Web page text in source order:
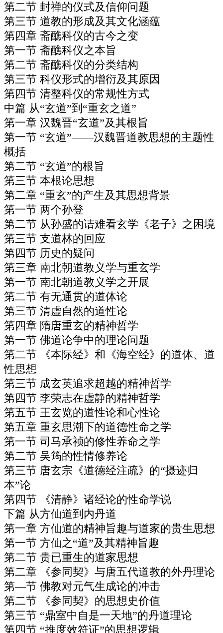
第二节 封禅的仪式及信仰问题
第三节 道教的形成及其文化涵蕴
第四章 斋醮科仪的古今之变
第一节 斋醮科仪之本旨
第二节 斋醮科仪的分类结构
第三节 科仪形式的增衍及其原因
第四节 清整科仪的常规性方式
中篇 从“玄道”到“重玄之道”
第一章 汉魏晋“玄道”及其根旨
第一节 “玄道”——汉魏晋道教思想的主题性
概括
第二节 “玄道”的根旨
第三节 本根论思想
第二章 “重玄”的产生及其思想背景
第一节 两个孙登
第二节 从孙盛的诘难看玄学《老子》之困境
第三节 支道林的回应
第四节 历史的疑问
第三章 南北朝道教义学与重玄学
第一节 南北朝道教义学之开展
第二节 有无通贯的道体论
第三节 清虚自然的道性论
第四章 隋唐重玄的精神哲学
第一节 佛道论争中的理论问题
第二节 《本际经》和《海空经》的道体、道
性思想
第三节 成玄英追求超越的精神哲学
第四节 李荣志在虚静的精神哲学
第五节 王玄览的道性论和心性论
第五章 重玄思潮下的道德性命之学
第一节 司马承祯的修性养命之学
第二节 吴筠的性情修养论
第三节 唐玄宗《道德经注疏》的“摄迹归
本”论
第四节 《清静》诸经论的性命学说
下篇 从方仙道到内丹道
第一章 方仙道的精神旨趣与道家的贵生思想
第一节 方仙之“道”及其精神旨趣
第二节 贵已重生的道家思想
第二章 《参同契》与唐五代道教的外丹理论
第—节 佛教对元气生成论的冲击
第二节 《参同契》的思想史价值
第三节 “鼎室中自是一天地”的丹道理论
第四节 “推度效符证”的思想逻辑